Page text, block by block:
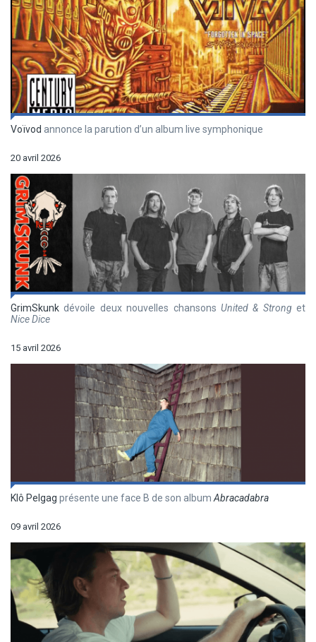
Voïvod annonce la parution d’un album live symphonique
20 avril 2026
GrimSkunk dévoile deux nouvelles chansons United & Stronget
Nice Dice
15 avril 2026
Klô Pelgag présente une face B de son albumAbracadabra
09 avril 2026